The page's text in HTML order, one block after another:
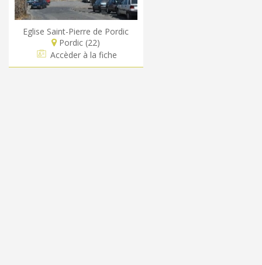
Eglise Saint-Pierre de Pordic
Pordic (22)
Accèder à la fiche